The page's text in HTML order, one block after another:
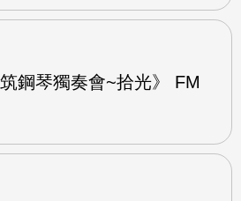
筑鋼琴獨奏會~拾光》 FM